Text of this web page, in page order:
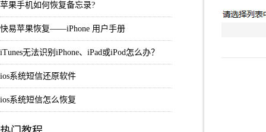
苹果手机如何恢复备忘录?
快易苹果恢复——iPhone 用户手册
iTunes无法识别iPhone、iPad或iPod怎么办？
ios系统短信还原软件
ios系统短信怎么恢复